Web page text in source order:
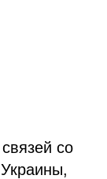
со